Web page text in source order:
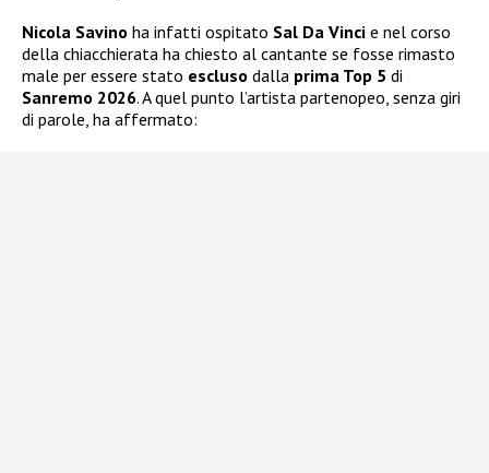
Nicola Savino ha infatti ospitato Sal Da Vinci e nel corso
della chiacchierata ha chiesto al cantante se fosse rimasto
male per essere stato escluso dalla prima Top 5 di
Sanremo 2026. A quel punto l’artista partenopeo, senza giri
di parole, ha affermato: